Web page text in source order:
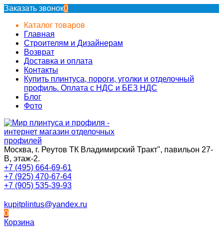
Заказать звонок0
Каталог товаров
Главная
Строителям и Дизайнерам
Возврат
Доставка и оплата
Контакты
Купить плинтуса, пороги, уголки и отделочный
профиль. Оплата с НДС и БЕЗ НДС
Блог
Фото
Москва, г. Реутов ТК Владимирский Тракт", павильон 27-
В, этаж-2.
+7 (495) 664-69-61
+7 (925) 470-67-64
+7 (905) 535-39-93
kupitplintus@yandex.ru
0
Корзина